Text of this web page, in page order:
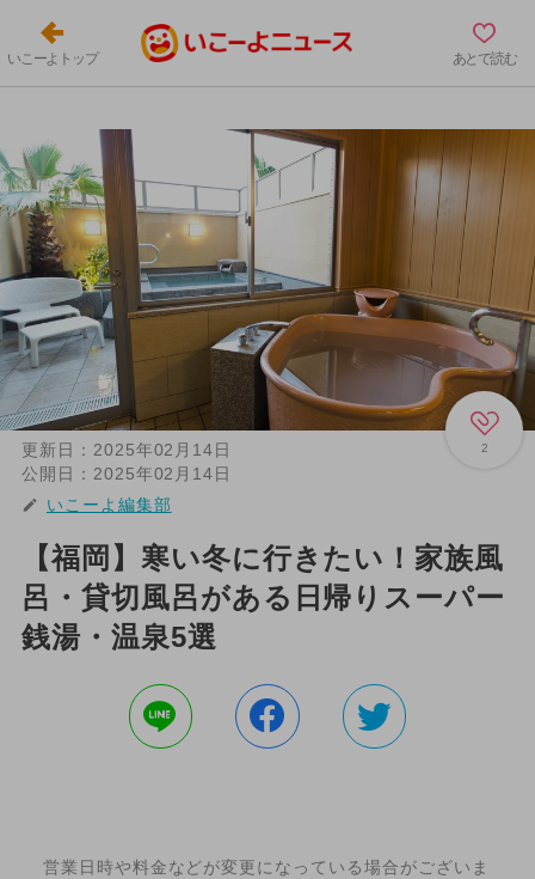
いこーよトップ あとで読む
2
更新日： 2025年02月14日
公開日： 2025年02月14日
いこーよ編集部
【福岡】寒い冬に行きたい！家族風
呂・貸切風呂がある日帰りスーパー
銭湯・温泉5選
営業日時や料金などが変更になっている場合がございま